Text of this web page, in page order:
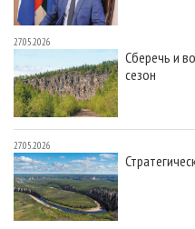
27.05.2026
Сберечь и
сезон
27.05.2026